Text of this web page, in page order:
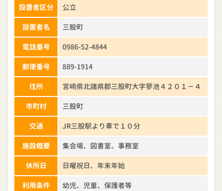
設置者区分 公立
設置者名 三股町
電話番号 0986-52-4844
郵便番号 889-1914
住所 宮崎県北諸県郡三股町大字蓼池４２０１－４
市町村 三股町
交通 JR三股駅より車で１０分
施設概要 集会場、図書室、事務室
休所日 日曜祝日、年末年始
利用条件 幼児、児童、保護者等